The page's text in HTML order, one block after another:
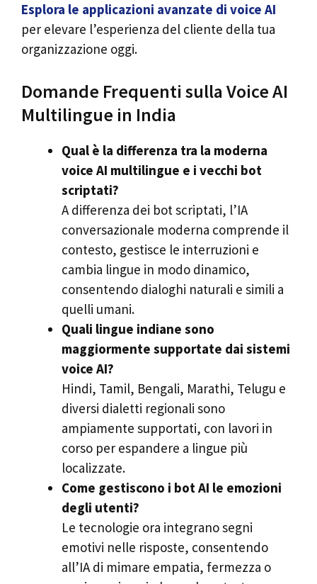
Esplora le applicazioni avanzate di voice AI
per elevare l’esperienza del cliente della tua
organizzazione oggi.
Domande Frequenti sulla Voice AI
Multilingue in India
Qual è la differenza tra la moderna
voice AI multilingue e i vecchi bot
scriptati?
A differenza dei bot scriptati, l’IA
conversazionale moderna comprende il
contesto, gestisce le interruzioni e
cambia lingue in modo dinamico,
consentendo dialoghi naturali e simili a
quelli umani.
Quali lingue indiane sono
maggiormente supportate dai sistemi
voice AI?
Hindi, Tamil, Bengali, Marathi, Telugu e
diversi dialetti regionali sono
ampiamente supportati, con lavori in
corso per espandere a lingue più
localizzate.
Come gestiscono i bot AI le emozioni
degli utenti?
Le tecnologie ora integrano segni
emotivi nelle risposte, consentendo
all’IA di mimare empatia, fermezza o